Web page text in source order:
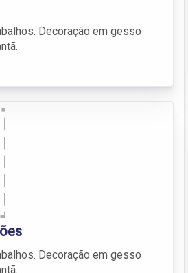
Decoração em gesso
Decoração em gesso